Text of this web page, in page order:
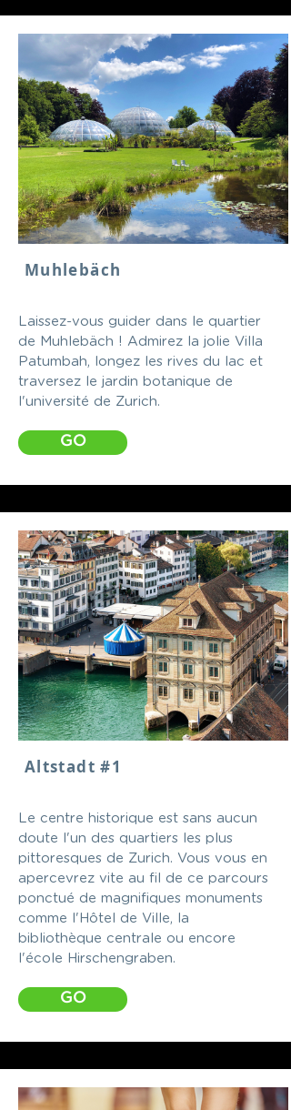
Muhlebäch
Laissez-vous guider dans le quartier
de Muhlebäch ! Admirez la jolie Villa
Patumbah, longez les rives du lac et
traversez le jardin botanique de
l'université de Zurich.
GO
Altstadt #1
Le centre historique est sans aucun
doute l'un des quartiers les plus
pittoresques de Zurich. Vous vous en
apercevrez vite au fil de ce parcours
ponctué de magnifiques monuments
comme l'Hôtel de Ville, la
bibliothèque centrale ou encore
l'école Hirschengraben.
GO